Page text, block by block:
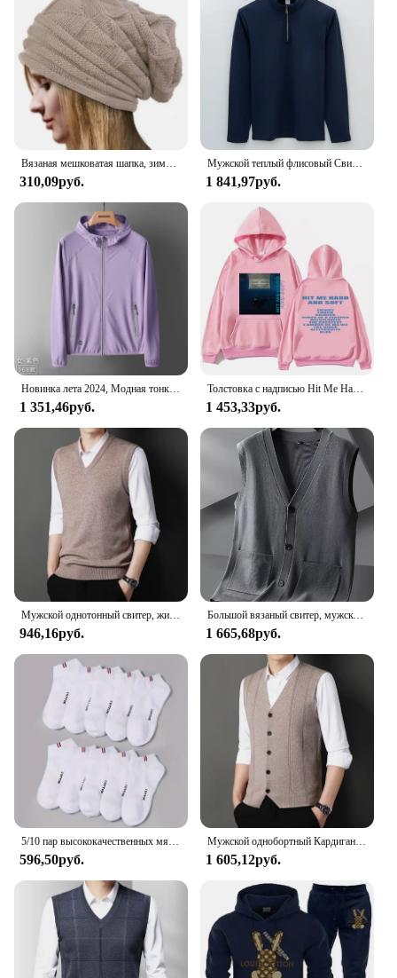
310,09руб.
Мужской теплый флисовый Свитшот Lulu стильная футболка поло с длинным рукавом, высокая эластичность, на молнии, для повседневного использования
1 841,97руб.
Новинка лета 2024, Модная тонкая Солнцезащитная одежда, мужская уличная дышащая Солнцезащитная одежда, мужская кожаная ветровка
1 351,46руб.
Толстовка с надписью Hit Me Hard and Soft Billie для мужчин, пуловер в стиле Харадзюку, свитшот, поклонный подарок, одежда унисекс, женские топы высокого качества
1 453,33руб.
Мужской однотонный свитер, жилет, повседневный модный теплый топ
946,16руб.
Большой вязаный свитер, мужской новый кардиган, осенне-зимний большой свободный толстый свитер.
1 665,68руб.
5/10 пар высококачественных мягких и удобных мужских спортивных носков, летние впитывающие пот дышащие и повседневные носки
596,50руб.
Мужской однобортный Кардиган, повседневный вязаный свитер, жилет большого размера, 2024
1 605,12руб.